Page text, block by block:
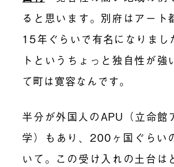
ると思います。別府はアート
15年ぐらいで有名になりまし
トというちょっと独自性が強
て町は寛容なんです。
半分が外国人のAPU（立命館
学）もあり、200ヶ国ぐらい
いて。この受け入れの土台は